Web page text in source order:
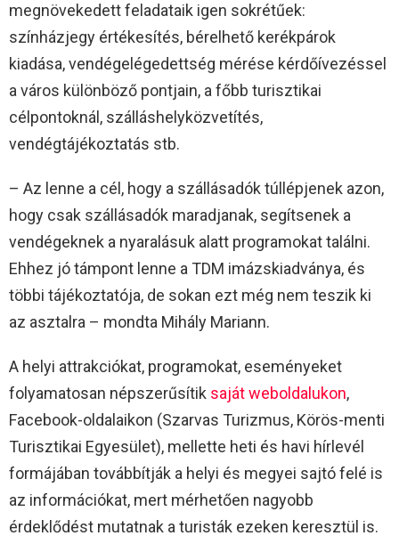
megnövekedett feladataik igen sokrétűek:
színházjegy értékesítés, bérelhető kerékpárok
kiadása, vendégelégedettség mérése kérdőívezéssel
a város különböző pontjain, a főbb turisztikai
célpontoknál, szálláshelyközvetítés,
vendégtájékoztatás stb.
– Az lenne a cél, hogy a szállásadók túllépjenek azon,
hogy csak szállásadók maradjanak, segítsenek a
vendégeknek a nyaralásuk alatt programokat találni.
Ehhez jó támpont lenne a TDM imázskiadványa, és
többi tájékoztatója, de sokan ezt még nem teszik ki
az asztalra – mondta Mihály Mariann.
A helyi attrakciókat, programokat, eseményeket
folyamatosan népszerűsítik saját weboldalukon,
Facebook-oldalaikon (Szarvas Turizmus, Körös-menti
Turisztikai Egyesület), mellette heti és havi hírlevél
formájában továbbítják a helyi és megyei sajtó felé is
az információkat, mert mérhetően nagyobb
érdeklődést mutatnak a turisták ezeken keresztül is.